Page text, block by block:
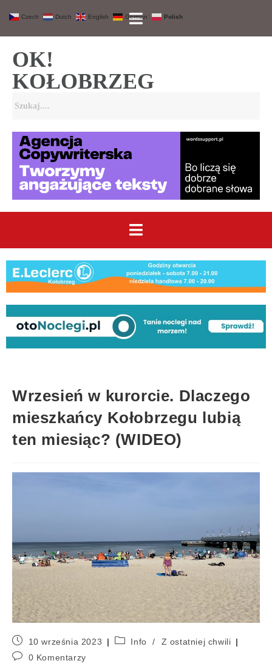
OK!
KOŁOBRZEG
Wrzesień w kurorcie. Dlaczego
mieszkańcy Kołobrzegu lubią
ten miesiąc? (WIDEO)
10 września 2023 Info /
Z ostatniej chwili
0 Komentarzy
Czech Dutch English German Polish